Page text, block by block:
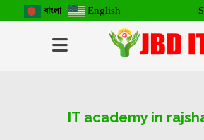
বাংলা English
IT academy in